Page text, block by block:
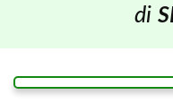
di